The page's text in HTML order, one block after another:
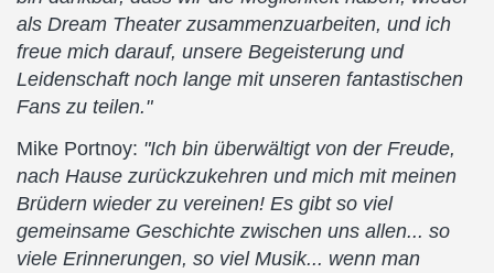
als Dream Theater zusammenzuarbeiten, und ich
freue mich darauf, unsere Begeisterung und
Leidenschaft noch lange mit unseren fantastischen
Fans zu teilen."
Mike Portnoy: "Ich bin überwältigt von der Freude,
nach Hause zurückzukehren und mich mit meinen
Brüdern wieder zu vereinen! Es gibt so viel
gemeinsame Geschichte zwischen uns allen... so
viele Erinnerungen, so viel Musik... wenn man